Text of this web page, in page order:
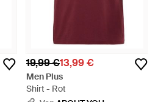
19,99 €13,99 €
Men Plus
Shirt - Rot